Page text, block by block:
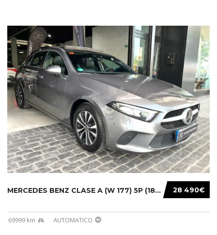
28 490€
MERCEDES BENZ CLASE A (W 177) 5P (18-) 2020....
69999 km AUTOMATICO